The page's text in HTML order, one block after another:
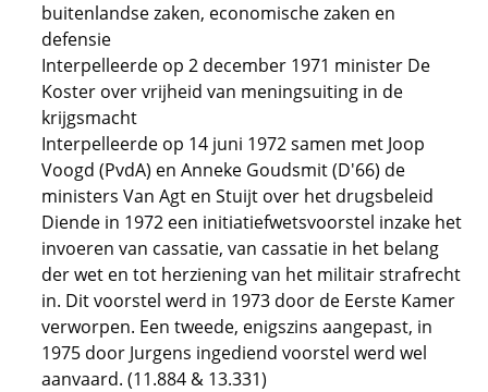
buitenlandse zaken, economische zaken en
defensie
Interpelleerde op 2 december 1971 minister De
Koster over vrijheid van meningsuiting in de
krijgsmacht
Interpelleerde op 14 juni 1972 samen met Joop
Voogd (PvdA) en Anneke Goudsmit (D'66) de
ministers Van Agt en Stuijt over het drugsbeleid
Diende in 1972 een initiatiefwetsvoorstel inzake het
invoeren van cassatie, van cassatie in het belang
der wet en tot herziening van het militair strafrecht
in. Dit voorstel werd in 1973 door de Eerste Kamer
verworpen. Een tweede, enigszins aangepast, in
1975 door Jurgens ingediend voorstel werd wel
aanvaard. (11.884 & 13.331)